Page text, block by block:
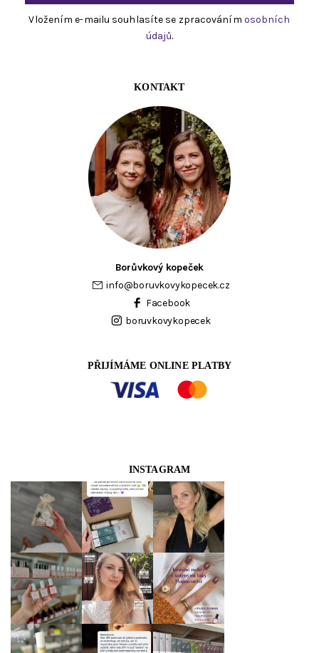
Vložením e-mailu souhlasíte se zpracováním osobních
údajů.
KONTAKT
Borůvkový kopeček
info@boruvkovykopecek.cz
Facebook
boruvkovykopecek
PŘIJÍMÁME ONLINE PLATBY
INSTAGRAM